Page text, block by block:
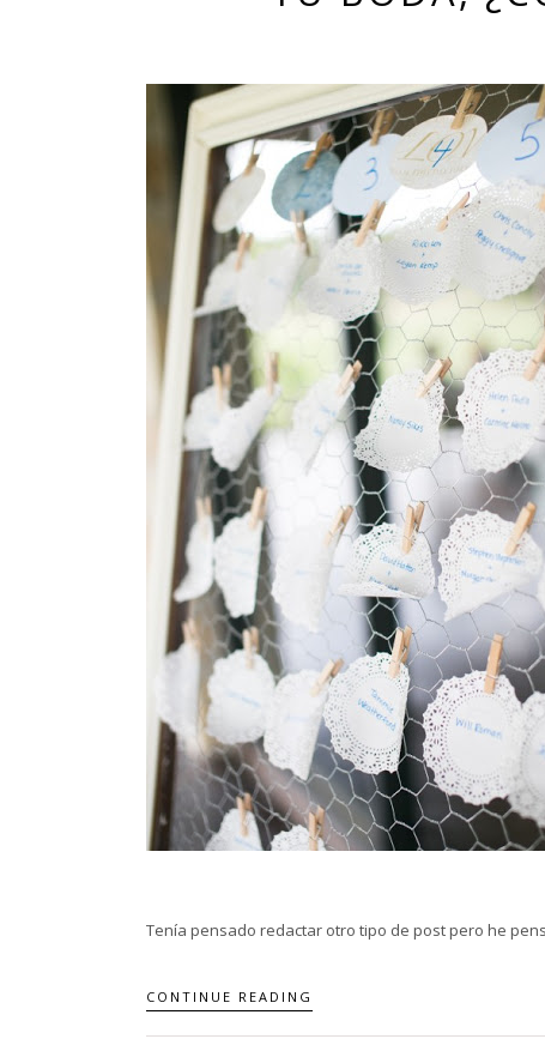
Tenía pensado redactar otro tipo de post pero he
CONTINUE READING